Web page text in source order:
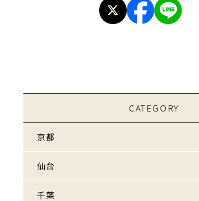
CATEGORY
京都
仙台
千葉